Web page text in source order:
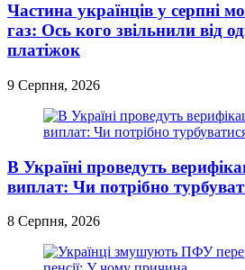
Частина українців у серпні
газ: Ось кого звільнили від
платіжок
9 Серпня, 2026
В Україні проведуть
виплат: Чи потрібно
8 Серпня, 2026